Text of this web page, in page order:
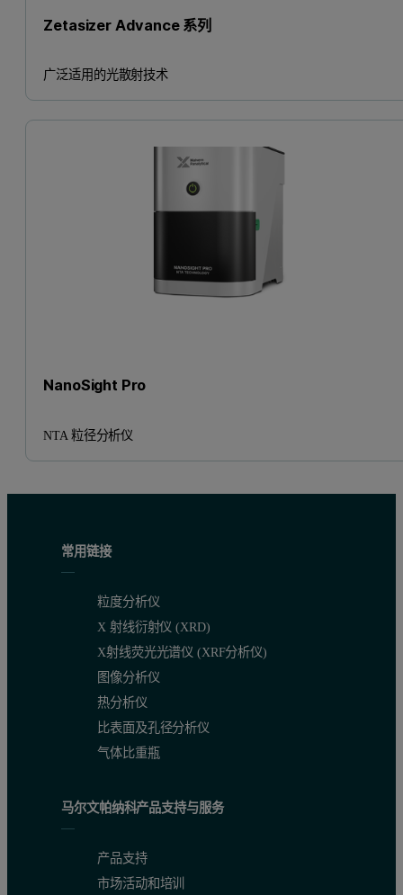
Zetasizer Advance 系列
广泛适用的光散射技术
NanoSight Pro
NTA 粒径分析仪
常用链接
粒度分析仪
X 射线衍射仪 (XRD)
X射线荧光光谱仪 (XRF分析仪)
图像分析仪
热分析仪
比表面及孔径分析仪
气体比重瓶
马尔文帕纳科产品支持与服务
产品支持
市场活动和培训